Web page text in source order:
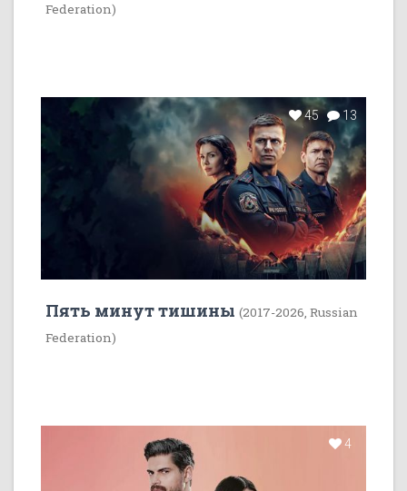
Federation)
45 13
Пять минут тишины (2017-2026, Russian
Federation)
4